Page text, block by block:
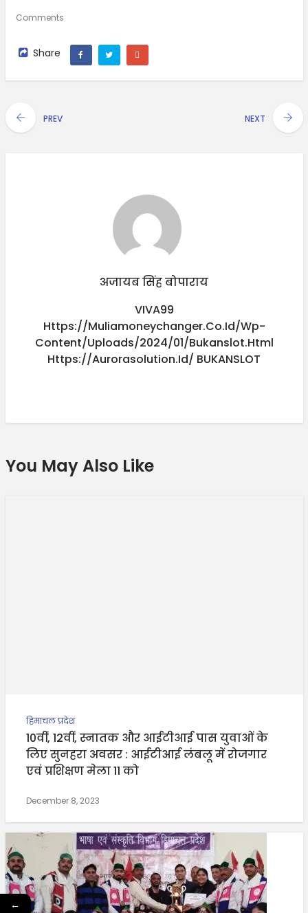
Comments
Share
PREV NEXT
अजायब सिंह बोपाराय
VIVA99
Https://muliamoneychanger.co.id/wp-
Content/uploads/2024/01/bukanslot.html
Https://aurorasolution.id/ BUKANSLOT
You May Also Like
हिमाचल प्रदेश
10वीं, 12वीं, स्नातक और आईटीआई पास युवाओं के
लिए सुनहरा अवसर : आईटीआई लंबलू में रोजगार
एवं प्रशिक्षण मेला 11 को
December 8, 2023
←